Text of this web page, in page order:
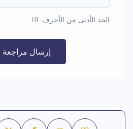
الحد الأدنى من الأحرف: 10
إرسال مراجعة